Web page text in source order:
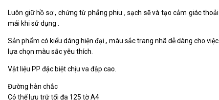
Luôn giữ hồ sơ , chứng từ phẳng phiu , sạch sẽ và tạo cảm giác thoải
mái khi sử dụng .
Sản phẩm có kiểu dáng hiện đại , màu sắc trang nhã dễ dàng cho việc
lựa chọn màu sắc yêu thích.
Vật liệu PP đặc biệt chịu va đập cao.
Đường hàn chắc
Có thể lưu trữ tối đa 125 tờ A4